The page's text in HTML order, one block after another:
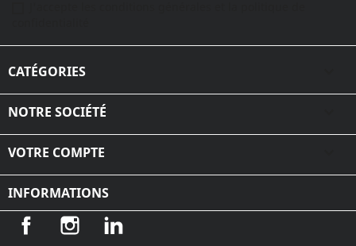
CATÉGORIES
NOTRE SOCIÉTÉ
VOTRE COMPTE
INFORMATIONS
Facebook Instagram